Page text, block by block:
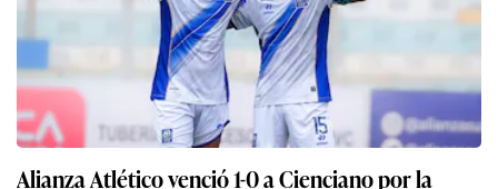
Alianza Atlético venció 1-0 a Cienciano por la